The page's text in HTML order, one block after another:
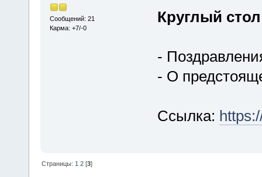
Сообщений: 21
Карма: +7/-0
Круглый
-
- О
Ссылка:
Страницы: 1 2 [3]